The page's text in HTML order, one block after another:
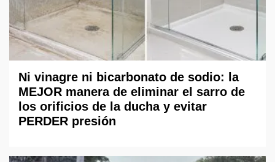
Ni vinagre ni bicarbonato de sodio: la
MEJOR manera de eliminar el sarro de
los orificios de la ducha y evitar
PERDER presión